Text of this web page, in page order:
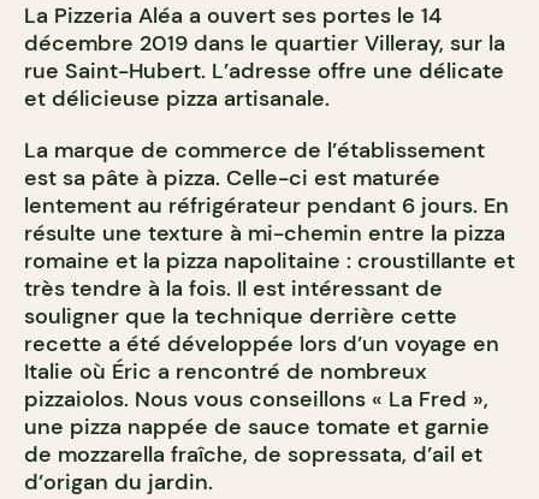
La Pizzeria Aléa a ouvert ses portes le 14
décembre 2019 dans le quartier Villeray, sur la
rue Saint-Hubert. L’adresse offre une délicate
et délicieuse pizza artisanale.
La marque de commerce de l’établissement
est sa pâte à pizza. Celle-ci est maturée
lentement au réfrigérateur pendant 6 jours. En
résulte une texture à mi-chemin entre la pizza
romaine et la pizza napolitaine : croustillante et
très tendre à la fois. Il est intéressant de
souligner que la technique derrière cette
recette a été développée lors d’un voyage en
Italie où Éric a rencontré de nombreux
pizzaiolos. Nous vous conseillons « La Fred »,
une pizza nappée de sauce tomate et garnie
de mozzarella fraîche, de sopressata, d’ail et
d’origan du jardin.